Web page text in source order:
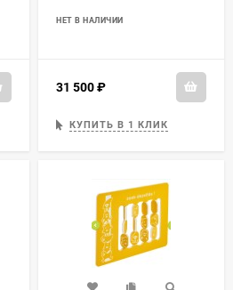
НЕТ В НАЛИЧИИ
31 500
КУПИТЬ В 1 КЛИК